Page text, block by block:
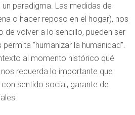
paradigma. Las medidas de
o hacer reposo en el hogar), nos
de volver a lo sencillo, pueden ser
“humanizar la humanidad”.
al momento histórico qué
recuerda lo importante que
con sentido social, garante de